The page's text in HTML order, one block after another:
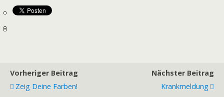
Vorheriger Beitrag
Zeig Deine Farben!
Nächster Beitrag
Krankmeldung